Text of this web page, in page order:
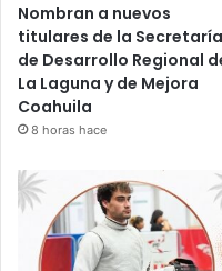
Nombran a nuevos
titulares de la Secretaría
de Desarrollo Regional
La Laguna y de Mejora
Coahuila
8 horas hace